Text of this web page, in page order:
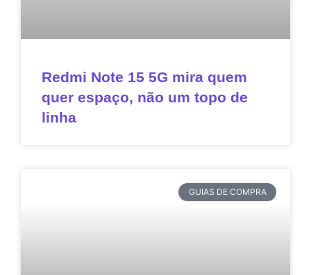
Redmi Note 15 5G mira quem
quer espaço, não um topo de
linha
GUIAS DE COMPRA